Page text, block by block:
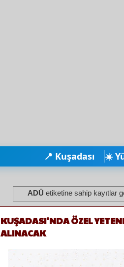
📍 Kuşadası ☀️
ADÜ etiketine sahip kayıtlar
KUŞADASI'NDA ÖZEL
ALINACAK